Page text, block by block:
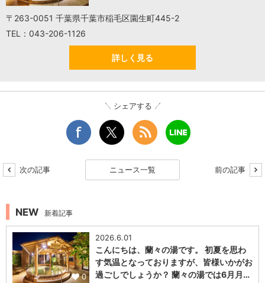
〒263-0051 千葉県千葉市稲毛区園生町445-2
TEL：043-206-1126
詳しく見る
シェアする
次の記事 ニュース一覧 前の記事
NEW 新着記事
0
2026.6.01
こんにちは、蘭々の湯です。 初夏を思わ
す気温となっておりますが、皆様いかがお
過ごしでしょうか？ 蘭々の湯では6月月…